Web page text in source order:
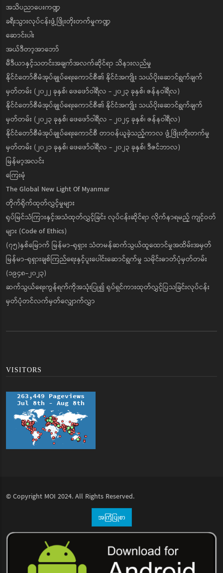
အသိပညာပေးကဏ္ဍ
ခရီးသွားလုပ်ငန်းဖွံ့ဖြိုးတိုးတက်မှုကဏ္ဍ
ဆောင်းပါး
အယ်ဒီတာ့အာဘော်
မီဒီယာနှင့်သတင်းအချက်အလက်ဆိုင်ရာ သိနားလည်မှု
နိုင်ငံတော်စီမံအုပ်ချုပ်ရေးကောင်စီ၏ နိုင်ငံအကျိုး သယ်ပိုးဆောင်ရွက်ချက်
မှတ်တမ်း (၂၀၂၂ ခုနှစ်၊ ဖေဖော်ဝါရီလ - ၂၀၂၃ ခုနှစ်၊ ဇန်နဝါရီလ)
နိုင်ငံတော်စီမံအုပ်ချုပ်ရေးကောင်စီ၏ နိုင်ငံအကျိုး သယ်ပိုးဆောင်ရွက်ချက်
မှတ်တမ်း (၂၀၂၃ ခုနှစ်၊ ဖေဖော်ဝါရီလ - ၂၀၂၄ ခုနှစ်၊ ဇန်နဝါရီလ)
နိုင်ငံတော်စီမံအုပ်ချုပ်ရေးကောင်စီ တာဝန်ယူခဲ့သည့်ကာလ ဖွံ့ဖြိုးတိုးတက်မှု
မှတ်တမ်း (၂၀၂၁ ခုနှစ်၊ ဖေဖော်ဝါရီလ - ၂၀၂၃ ခုနှစ်၊ ဒီဇင်ဘာလ)
မြန်မာ့အလင်း
ကြေးမုံ
The Global New Light Of Myanmar
တိုက်ရိုက်ထုတ်လွှင့်မှုများ
ရုပ်မြင်သံကြားနှင့်အသံထုတ်လွှင့်ခြင်း လုပ်ငန်းဆိုင်ရာ လိုက်နာရမည့် ကျင့်ဝတ်
များ (Code of Ethics)
(၇၅)နှစ်မြောက် မြန်မာ-ရုရှား သံတမန်ဆက်သွယ်ထူထောင်မှုအထိမ်းအမှတ်
မြန်မာ-ရုရှားချစ်ကြည်ရေးနှင့်ပူးပေါင်းဆောင်ရွက်မှု သမိုင်းဓာတ်ပုံမှတ်တမ်း
(၁၉၄၈-၂၀၂၃)
ဆက်သွယ်ရေးကွန်ရက်ကိုအသုံးပြု၍ ရုပ်ရှင်ကားထုတ်လွှင့်ပြသခြင်းလုပ်ငန်း
မှတ်ပုံတင်လက်မှတ်လျှောက်လွှာ
VISITORS
© Copyright MOI 2024. All Rights Reserved.
အကြံပြုစာ